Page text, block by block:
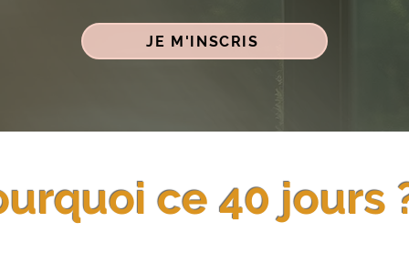
JE M'INSCRIS
ce 40 jours